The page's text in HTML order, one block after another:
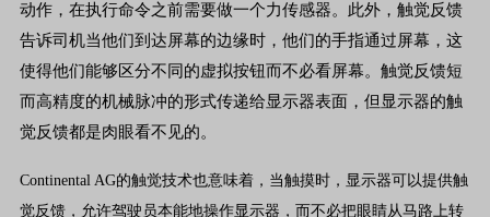
动作，在执行命令之前需要做一个力传感器。此外，触觉反馈
告诉司机当他们到达屏幕的边缘时，他们的手指通过屏幕，这
使得他们能够区分不同的虚拟按钮而不必看屏幕。触觉反馈短
而高精度的机械脉冲的形式传递给显示器表面，但显示器的触
觉反馈都是肉眼看不见的。
Continental AG的触觉技术也意味着，当触摸时，显示器可以提供触
觉反馈，允许驾驶员本能地操作显示器，而不必把眼睛从马路上转